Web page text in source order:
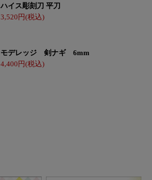
ハイス彫刻刀 平刀
3,520
モデレッジ 剣ナギ 6mm
4,400